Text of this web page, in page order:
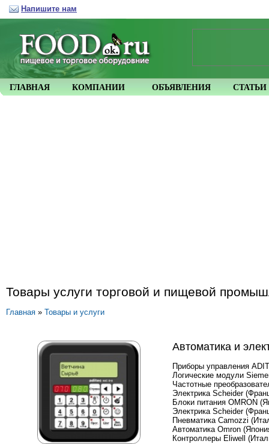
Товары услуги торговой и пищевой
Главная » Товары и услуги
Автоматика и
Приборы управления
Логические модули
Частотные
Электрика Scheider
Блоки питания OMRON
Электрика Scheider
Пневматика Camozzi
Автоматика Omron
Контроллеры Eliwell
ГЛАВНАЯ КОМПАНИИ ОБЪЯВЛЕНИЯ СТАТЬИ
Напишите нам